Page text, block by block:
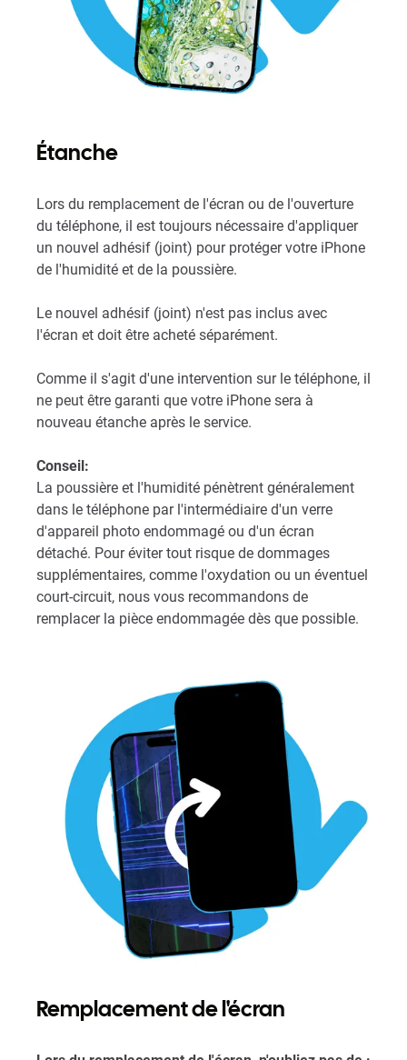
Étanche
Lors du remplacement de l'écran ou de l'ouverture
du téléphone, il est toujours nécessaire d'appliquer
un nouvel adhésif (joint) pour protéger votre iPhone
de l'humidité et de la poussière.
Le nouvel adhésif (joint) n'est pas inclus avec
l'écran et doit être acheté séparément.
Comme il s'agit d'une intervention sur le téléphone, il
ne peut être garanti que votre iPhone sera à
nouveau étanche après le service.
Conseil:
La poussière et l'humidité pénètrent généralement
dans le téléphone par l'intermédiaire d'un verre
d'appareil photo endommagé ou d'un écran
détaché. Pour éviter tout risque de dommages
supplémentaires, comme l'oxydation ou un éventuel
court-circuit, nous vous recommandons de
remplacer la pièce endommagée dès que possible.
Remplacement de l'écran